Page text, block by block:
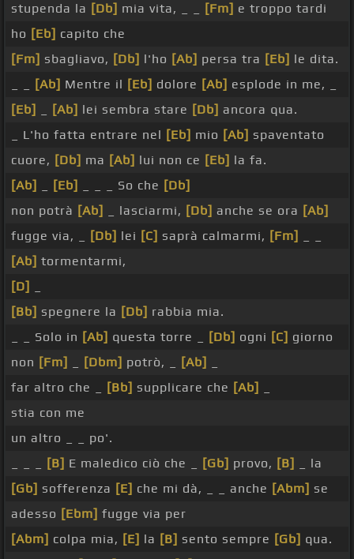
stupenda la [Db] mia vita, _ _ [Fm] e troppo tardi
ho [Eb] capito che
[Fm] sbagliavo, [Db] l'ho [Ab] persa tra [Eb] le dita.
[Ab] Mentre il [Eb] dolore [Ab] esplode in me, _
[Eb]
[Ab] lei sembra stare [Db] ancora qua.
_ L'ho fatta entrare nel [Eb] mio [Ab] spaventato
cuore, [Db] ma [Ab] lui non ce [Eb] la fa.
[Ab]
[Eb] _ _ _ So che [Db]
non potrà [Ab] _ lasciarmi, [Db] anche se ora [Ab]
fugge via, _
[Db] lei [C] saprà calmarmi, [Fm]
[Ab] tormentarmi,
[D]
[Bb] spegnere la [Db] rabbia mia.
_ _ Solo in [Ab] questa torre _ [Db] ogni [C] giorno
non [Fm] [Dbm] potrò, _ [Ab]
far altro che _
[Bb] supplicare che [Ab]
stia con me
un altro _ _ po'.
[B] E maledico ciò che _ [Gb] provo, [B]
_ la
[Gb] sofferenza [E] che mi dà, _ _ anche [Abm] se
adesso [Ebm] fugge via per
[Abm] colpa mia, [E] la [B] sento sempre [Gb] qua.